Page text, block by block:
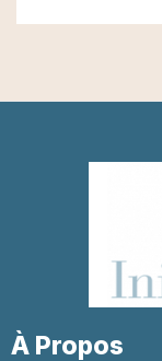
À Propos